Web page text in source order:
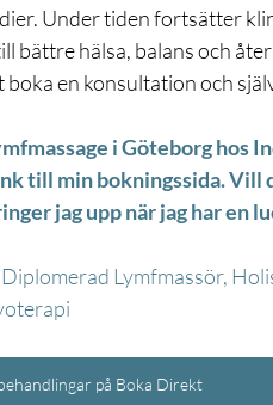
Under tiden fortsätter
bättre hälsa, balans och
boka en konsultation och
i Göteborg hos
till min bokningssida. Vill
jag upp när jag har en
Lymfmassör,
på Boka Direkt